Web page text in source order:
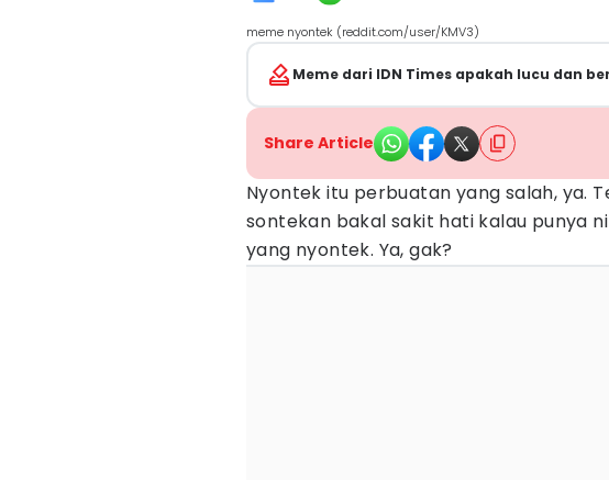
meme nyontek (reddit.com/user/KMV3)
Meme dari IDN Times apakah lucu dan
Share Article
Nyontek itu perbuatan yang salah, ya.
sontekan bakal sakit hati kalau punya
yang nyontek. Ya, gak?